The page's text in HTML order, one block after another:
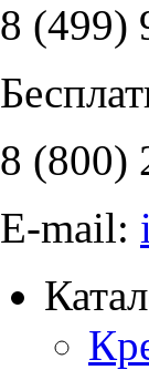
8 (499)
8 (800)
E-mail: